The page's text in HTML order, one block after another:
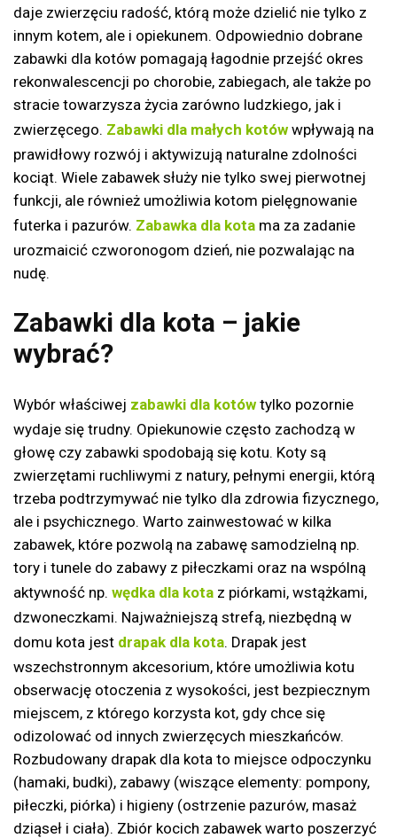
daje zwierzęciu radość, którą może dzielić nie tylko z
innym kotem, ale i opiekunem. Odpowiednio dobrane
zabawki dla kotów pomagają łagodnie przejść okres
rekonwalescencji po chorobie, zabiegach, ale także po
stracie towarzysza życia zarówno ludzkiego, jak i
zwierzęcego. Zabawki dla małych kotów wpływają na
prawidłowy rozwój i aktywizują naturalne zdolności
kociąt. Wiele zabawek służy nie tylko swej pierwotnej
funkcji, ale również umożliwia kotom pielęgnowanie
futerka i pazurów. Zabawka dla kota ma za zadanie
urozmaicić czworonogom dzień, nie pozwalając na
nudę.
Zabawki dla kota – jakie
wybrać?
Wybór właściwej zabawki dla kotów tylko pozornie
wydaje się trudny. Opiekunowie często zachodzą w
głowę czy zabawki spodobają się kotu. Koty są
zwierzętami ruchliwymi z natury, pełnymi energii, którą
trzeba podtrzymywać nie tylko dla zdrowia fizycznego,
ale i psychicznego. Warto zainwestować w kilka
zabawek, które pozwolą na zabawę samodzielną np.
tory i tunele do zabawy z piłeczkami oraz na wspólną
aktywność np. wędka dla kota z piórkami, wstążkami,
dzwoneczkami. Najważniejszą strefą, niezbędną w
domu kota jest drapak dla kota. Drapak jest
wszechstronnym akcesorium, które umożliwia kotu
obserwację otoczenia z wysokości, jest bezpiecznym
miejscem, z którego korzysta kot, gdy chce się
odizolować od innych zwierzęcych mieszkańców.
Rozbudowany drapak dla kota to miejsce odpoczynku
(hamaki, budki), zabawy (wiszące elementy: pompony,
piłeczki, piórka) i higieny (ostrzenie pazurów, masaż
dziąseł i ciała). Zbiór kocich zabawek warto poszerzyć